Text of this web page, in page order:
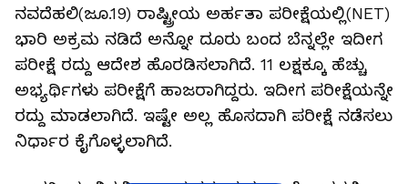
ನವದೆಹಲಿ(ಜೂ.19) ರಾಷ್ಟ್ರೀಯ ಅರ್ಹತಾ ಪರೀಕ್ಷೆಯಲ್ಲಿ(NET)
ಭಾರಿ ಅಕ್ರಮ ನಡಿದೆ ಅನ್ನೋ ದೂರು ಬಂದ ಬೆನ್ನಲ್ಲೇ ಇದೀಗ
ಪರೀಕ್ಷೆ ರದ್ದು ಆದೇಶ ಹೊರಡಿಸಲಾಗಿದೆ. 11 ಲಕ್ಷಕ್ಕೂ ಹೆಚ್ಚು
ಅಭ್ಯರ್ಥಿಗಳು ಪರೀಕ್ಷೆಗೆ ಹಾಜರಾಗಿದ್ದರು. ಇದೀಗ ಪರೀಕ್ಷೆಯನ್ನೇ
ರದ್ದು ಮಾಡಲಾಗಿದೆ. ಇಷ್ಟೇ ಅಲ್ಲ ಹೊಸದಾಗಿ ಪರೀಕ್ಷೆ ನಡೆಸಲು
ನಿರ್ಧಾರ ಕೈಗೊಳ್ಳಲಾಗಿದೆ.